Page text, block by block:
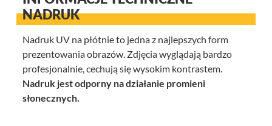
NADRUK
Nadruk UV na płótnie to jedna z najlepszych form
prezentowania obrazów. Zdjęcia wyglądają bardzo
profesjonalnie, cechują się wysokim kontrastem.
Nadruk jest odporny na działanie promieni
słonecznych.